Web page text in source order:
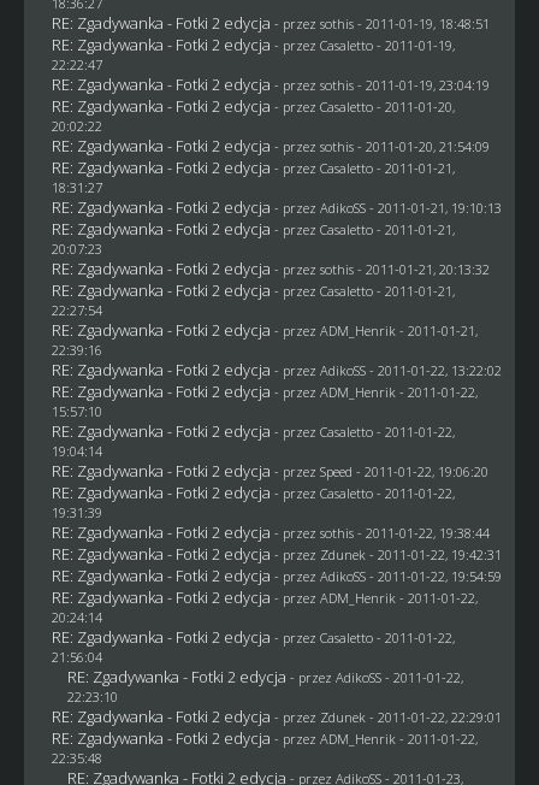
RE: Zgadywanka - Fotki 2 edycja - przez sothis- 2011-01-19, 18:48:51
RE: Zgadywanka - Fotki 2 edycja - przez Casaletto- 2011-01-19,
22:22:47
RE: Zgadywanka - Fotki 2 edycja - przez sothis- 2011-01-19, 23:04:19
RE: Zgadywanka - Fotki 2 edycja - przez Casaletto- 2011-01-20,
20:02:22
RE: Zgadywanka - Fotki 2 edycja - przez sothis- 2011-01-20, 21:54:09
RE: Zgadywanka - Fotki 2 edycja - przez Casaletto- 2011-01-21,
18:31:27
RE: Zgadywanka - Fotki 2 edycja - przez AdikoSS - 2011-01-21, 19:10:13
RE: Zgadywanka - Fotki 2 edycja - przez Casaletto- 2011-01-21,
20:07:23
RE: Zgadywanka - Fotki 2 edycja - przez sothis- 2011-01-21, 20:13:32
RE: Zgadywanka - Fotki 2 edycja - przez Casaletto- 2011-01-21,
22:27:54
RE: Zgadywanka - Fotki 2 edycja - przez ADM_Henrik - 2011-01-21,
22:39:16
RE: Zgadywanka - Fotki 2 edycja - przez AdikoSS - 2011-01-22, 13:22:02
RE: Zgadywanka - Fotki 2 edycja - przez ADM_Henrik - 2011-01-22,
15:57:10
RE: Zgadywanka - Fotki 2 edycja - przez Casaletto- 2011-01-22,
19:04:14
RE: Zgadywanka - Fotki 2 edycja - przez Speed - 2011-01-22, 19:06:20
RE: Zgadywanka - Fotki 2 edycja - przez Casaletto- 2011-01-22,
19:31:39
RE: Zgadywanka - Fotki 2 edycja - przez sothis- 2011-01-22, 19:38:44
RE: Zgadywanka - Fotki 2 edycja - przez Zdunek - 2011-01-22, 19:42:31
RE: Zgadywanka - Fotki 2 edycja - przez AdikoSS - 2011-01-22, 19:54:59
RE: Zgadywanka - Fotki 2 edycja - przez ADM_Henrik - 2011-01-22,
20:24:14
RE: Zgadywanka - Fotki 2 edycja - przez Casaletto- 2011-01-22,
21:56:04
RE: Zgadywanka - Fotki 2 edycja - przez AdikoSS - 2011-01-22,
22:23:10
RE: Zgadywanka - Fotki 2 edycja - przez Zdunek - 2011-01-22, 22:29:01
RE: Zgadywanka - Fotki 2 edycja - przez ADM_Henrik - 2011-01-22,
22:35:48
RE: Zgadywanka - Fotki 2 edycja - przez AdikoSS - 2011-01-23,